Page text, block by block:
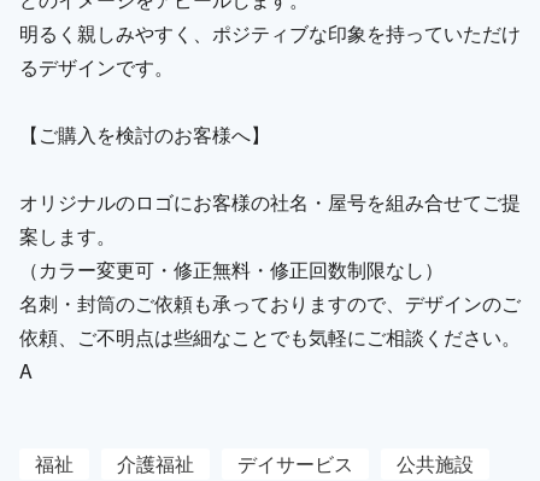
明るく親しみやすく、ポジティブな印象を持っていただけ
るデザインです。
【ご購入を検討のお客様へ】
オリジナルのロゴにお客様の社名・屋号を組み合せてご提
案します。
（カラー変更可・修正無料・修正回数制限なし）
名刺・封筒のご依頼も承っておりますので、デザインのご
依頼、ご不明点は些細なことでも気軽にご相談ください。
A
福祉 介護福祉 デイサービス
公共施設